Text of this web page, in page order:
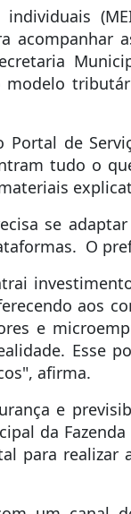
individuais
acompanhar
de
tudo o
se
O
aos
e
Esse
afirma.
e
da
para realizar